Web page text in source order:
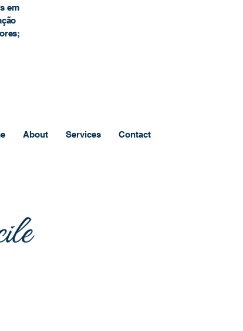
em
About Services Contact